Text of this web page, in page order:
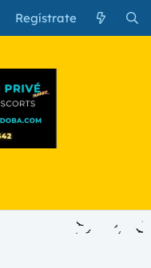
Regístrate